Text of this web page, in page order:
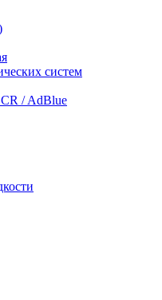
систем
/ AdBlue